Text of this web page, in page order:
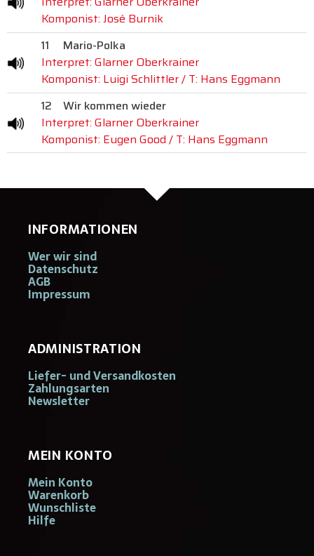
Komponist: José Burnik
11
Mario-Polka
Interpret: Glarner Oberkrainer
Komponist: Luigi Schlittler / T: Hans Eggmann
12
Wir kommen wieder
Interpret: Glarner Oberkrainer
Komponist: Eugen Good / T: Hans Eggmann
INFORMATIONEN
Wer wir sind
Datenschutz
AGB
Impressum
ADMINISTRATION
Liefer- und Versandkosten
Zahlungsarten
Newsletter
MEIN KONTO
Mein Konto
Warenkorb
Wunschliste
Hilfe